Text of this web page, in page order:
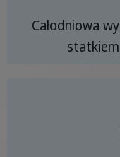
Całodniowa